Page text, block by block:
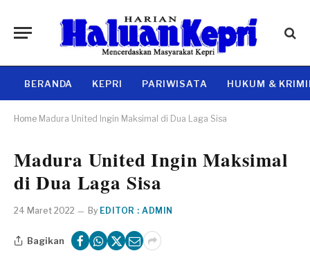
BERANDA KEPRI PARIWISATA HUKUM &
Home Madura United Ingin Maksimal di Dua Laga Sisa
Madura United Ingin Maksimal
di Dua Laga Sisa
24 Maret 2022 By EDITOR : ADMIN
Bagikan